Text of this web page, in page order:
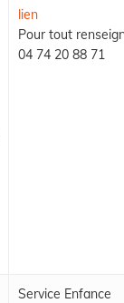
lien
Pour tout
04 74 20 88 71
Service Enfance